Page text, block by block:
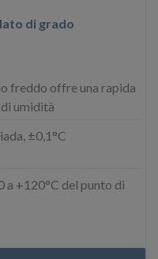
di grado
freddo offre una rapida
umidità
±0,1°C
a +120°C del punto di